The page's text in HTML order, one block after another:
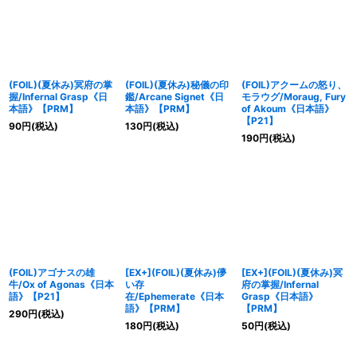
(FOIL)(夏休み)冥府の掌
握/Infernal Grasp《日
本語》【PRM】
90円(税込)
(FOIL)(夏休み)秘儀の印
鑑/Arcane Signet《日
本語》【PRM】
130円(税込)
(FOIL)アクームの怒り、
モラウグ/Moraug, Fury
of Akoum《日本語》
【P21】
190円(税込)
(FOIL)アゴナスの雄
牛/Ox of Agonas《日本
語》【P21】
290円(税込)
[EX+](FOIL)(夏休み)儚
い存
在/Ephemerate《日本
語》【PRM】
180円(税込)
[EX+](FOIL)(夏休み)冥
府の掌握/Infernal
Grasp《日本語》
【PRM】
50円(税込)